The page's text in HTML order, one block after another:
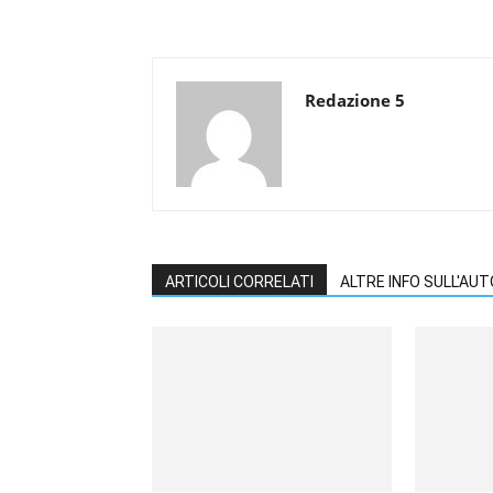
Redazione 5
ARTICOLI CORRELATI ALTRE INFO